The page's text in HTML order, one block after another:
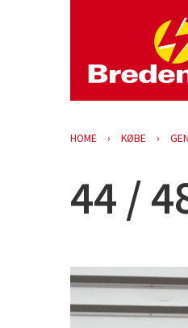
HOME KØBE
44 /